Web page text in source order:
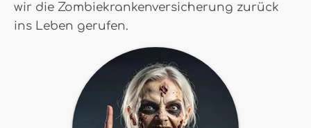
wir die Zombiekrankenversicherung zurück
ins Leben gerufen.